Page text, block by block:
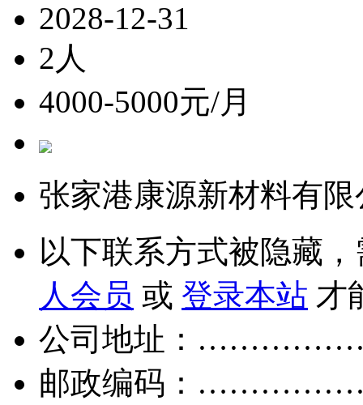
2028-12-31
2人
4000-5000元/月
张家港康源新材料有
以下联系方式被隐藏
人会员 或 登录本站 才
公司地址：
邮政编码：